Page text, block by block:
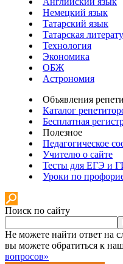
Немецкий язык
Татарский язык
Татарская
Технология
Экономика
ОБЖ
Астрономия
Объявления
Каталог
Бесплатная
Полезное
Педагогическое
Учителю о сайте
Тесты для ЕГЭ и
Уроки по
Поиск по сайту
Не можете найти ответ на
вы можете обратиться к
вопросов»